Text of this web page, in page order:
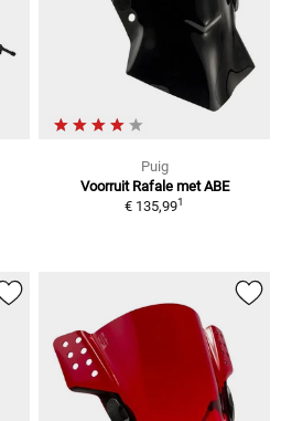
Puig
Voorruit Rafale met ABE
€ 135,991